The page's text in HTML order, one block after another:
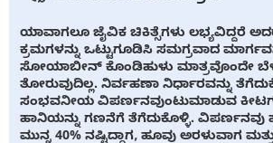
ಯಾವಾಗಲೂ ಜೈವಿಕ ಚಿಕಿತ್ಸೆಗಳು ಲಭ್ಯವಿದ್ದರೆ
ಕ್ರಮಗಳನ್ನು ಒಟ್ಟುಗೂಡಿಸಿ ಸಮಗ್ರವಾದ
ಸೋಯಾಬೀನ್ ಕೊಂಡಿಹುಳು ಮಾತ್ರವೊಂದೇ
ತೋರುವುದಿಲ್ಲ. ನಿರ್ವಹಣಾ ನಿರ್ಧಾರವನ್ನು
ಸಂಭವನೀಯ ವಿಪರ್ಣನವುಂಟುಮಾಡುವ
ಹಾನಿಯನ್ನು ಗಣನೆಗೆ ತೆಗೆದುಕೊಳ್ಳಿ. ವಿಪರ್ಣನವು
ಮುನ್ನ 40% ನಷ್ಟಿದ್ದಾಗ, ಹೂವು ಅರಳುವಾಗ